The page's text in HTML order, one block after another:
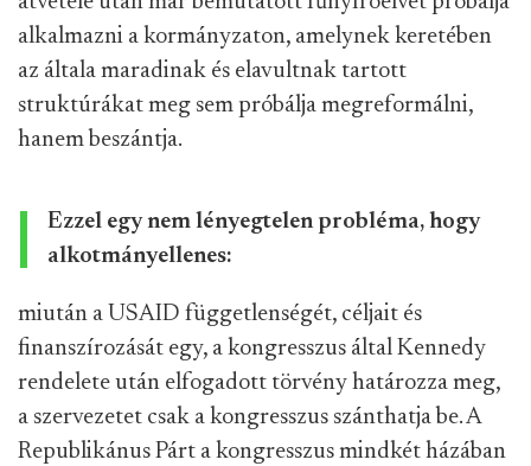
alkalmazni a kormányzaton, amelynek keretében
az általa maradinak és elavultnak tartott
struktúrákat meg sem próbálja megreformálni,
hanem beszántja.
Ezzel egy nem lényegtelen probléma, hogy
alkotmányellenes:
miután a USAID függetlenségét, céljait és
finanszírozását egy, a kongresszus által Kennedy
rendelete után elfogadott törvény határozza meg,
a szervezetet csak a kongresszus szánthatja be. A
Republikánus Párt a kongresszus mindkét házában